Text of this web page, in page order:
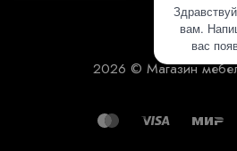
вам.
вас
2026 © Магазин